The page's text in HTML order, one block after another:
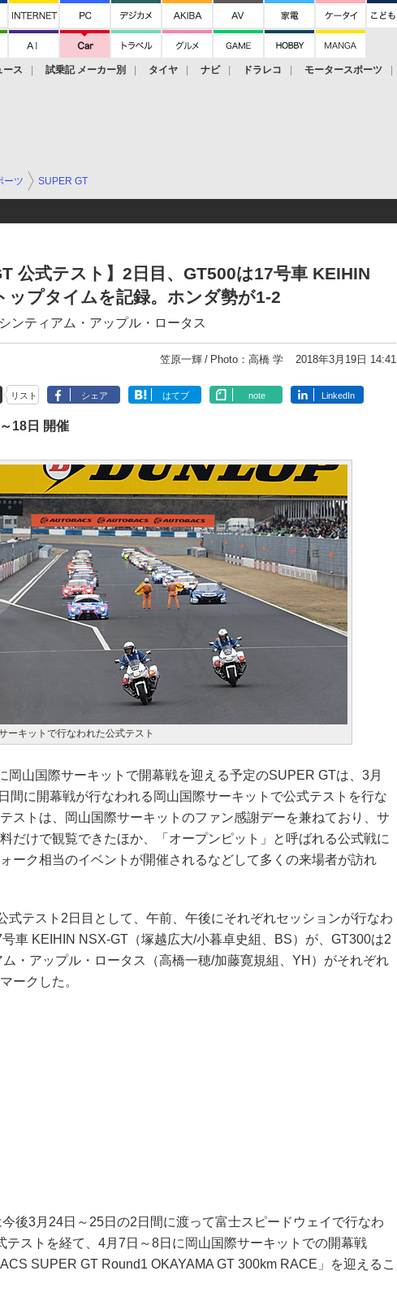
ース 試乗記 メーカー別 タイヤ ナビ ドラレコ モータースポーツ
ーツ SUPER GT
公式テスト】2日目、GT500は17号車 KEIHIN
ップタイムを記録。ホンダ勢が1-2
ンティアム・アップル・ロータス
笠原一輝 Photo：高橋 学 2018年3月19日 14:41
リスト シェア はてブ note LinkedIn
18日 開催
ーキットで行なわれた公式テスト
山国際サーキットで開幕戦を迎える予定のSUPER GTは、3月
間に開幕戦が行なわれる岡山国際サーキットで公式テストを行な
ストは、岡山国際サーキットのファン感謝デーを兼ねており、サ
だけで観覧できたほか、「オープンピット」と呼ばれる公式戦に
ーク相当のイベントが開催されるなどして多くの来場者が訪れ
テスト2日目として、午前、午後にそれぞれセッションが行なわ
車 KEIHIN NSX-GT（塚越広大/小暮卓史組、BS）が、GT300は2
・アップル・ロータス（高橋一穂/加藤寛規組、YH）がそれぞれ
ークした。
後3月24日～25日の2日間に渡って富士スピードウェイで行なわ
テストを経て、4月7日～8日に岡山国際サーキットでの開幕戦
SUPER GT Round1 OKAYAMA GT 300km RACE」を迎えるこ